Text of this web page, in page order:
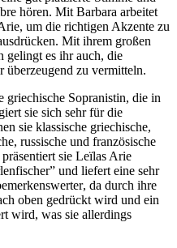
hören. Mit Barbara arbeitet
um die richtigen Akzente zu
ücken. Mit ihrem großen
gelingt es ihr auch, die
überzeugend zu vermitteln.
griechische Sopranistin, die in
sie sich sehr für die
sie klassische griechische,
e, russische und französische
präsentiert sie Leïlas Arie
” und liefert eine sehr
, da durch ihre
oben gedrückt wird und ein
wird, was sie allerdings